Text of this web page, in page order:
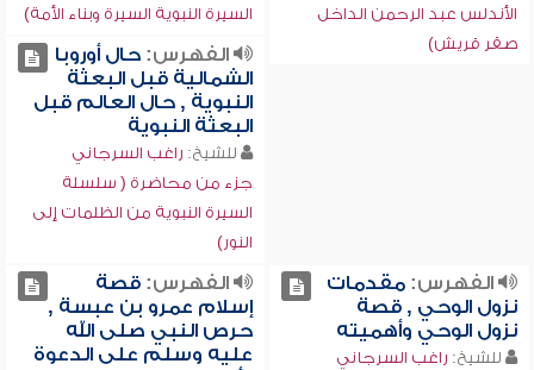
الأندلس عبد الرحمن الداخل
صقر قريش)
السيرة النبوية السيرة وبناء الأمة)
الفهرس:حال أوروبا
الشمالية قبل البعثة
النبوية , حال العالم قبل
البعثة النبوية
للشيخ: راغب السرجاني
جزء من محاضرة ( سلسلة
السيرة النبوية من الظلمات إلى
النور)
الفهرس:مقدمات
نزول الوحي , قصة
نزول الوحي وأهميته
للشيخ: راغب السرجاني
الفهرس:قصة
إسلام عمرو بن عبسة ,
حرص النبي صلى الله
عليه وسلم على الدعوة